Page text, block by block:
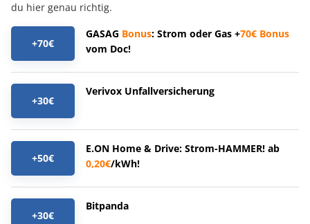
du hier genau richtig.
+70€
GASAG Bonus: Strom oder Gas +70€ Bonus
vom Doc!
+30€
Verivox Unfallversicherung
+50€
E.ON Home & Drive: Strom-HAMMER! ab
0,20€/kWh!
+30€
Bitpanda